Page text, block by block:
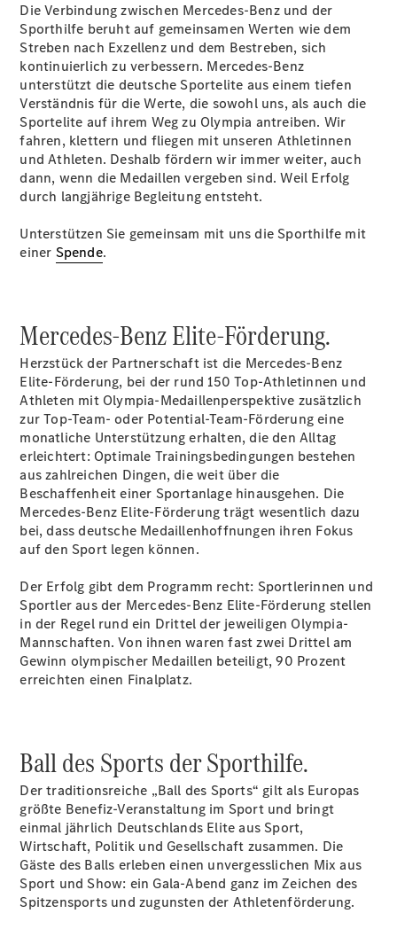
Alle
Limousinen
CLA
Elektrisch
CLA
C-Klasse
Limousine
Limousine
EQE
Limousine
E-Klasse
Limousine
S-Klasse
S-Klasse
Lang
Mercedes-
Maybach
S-Klasse
Neu
Konfigurator
Probefahrt
Mercedes-
Benz Store
SUV & Geländewagen
EQA
Elektrisch
EQE
SUV
EQS
SUV
Elektrisch
Mercedes-
Maybach
EQS SUV
Elektrisch
GLA
Die Verbindung zwischen Mercedes-Benz und der
Sporthilfe beruht auf gemeinsamen Werten wie dem
Streben nach Exzellenz und dem Bestreben, sich
kontinuierlich zu verbessern. Mercedes-Benz
unterstützt die deutsche Sportelite aus einem tiefen
Verständnis für die Werte, die sowohl uns, als auch die
Sportelite auf ihrem Weg zu Olympia antreiben. Wir
fahren, klettern und fliegen mit unseren Athletinnen
und Athleten. Deshalb fördern wir immer weiter, auch
dann, wenn die Medaillen vergeben sind. Weil Erfolg
durch langjährige Begleitung entsteht.
Unterstützen Sie gemeinsam mit uns die Sporthilfe mit
einer Spende.
Mercedes-Benz Elite-Förderung.
Herzstück der Partnerschaft ist die Mercedes-Benz
Elite-Förderung, bei der rund 150 Top-Athletinnen und
Athleten mit Olympia-Medaillenperspektive zusätzlich
zur Top-Team- oder Potential-Team-Förderung eine
monatliche Unterstützung erhalten, die den Alltag
erleichtert: Optimale Trainingsbedingungen bestehen
aus zahlreichen Dingen, die weit über die
Beschaffenheit einer Sportanlage hinausgehen. Die
Mercedes-Benz Elite-Förderung trägt wesentlich dazu
bei, dass deutsche Medaillenhoffnungen ihren Fokus
auf den Sport legen können.
Der Erfolg gibt dem Programm recht: Sportlerinnen und
Sportler aus der Mercedes-Benz Elite-Förderung stellen
in der Regel rund ein Drittel der jeweiligen Olympia-
Mannschaften. Von ihnen waren fast zwei Drittel am
Gewinn olympischer Medaillen beteiligt, 90 Prozent
erreichten einen Finalplatz.
Ball des Sports der Sporthilfe.
Der traditionsreiche „Ball des Sports“ gilt als Europas
größte Benefiz-Veranstaltung im Sport und bringt
einmal jährlich Deutschlands Elite aus Sport,
Wirtschaft, Politik und Gesellschaft zusammen. Die
Gäste des Balls erleben einen unvergesslichen Mix aus
Sport und Show: ein Gala-Abend ganz im Zeichen des
Spitzensports und zugunsten der Athletenförderung.